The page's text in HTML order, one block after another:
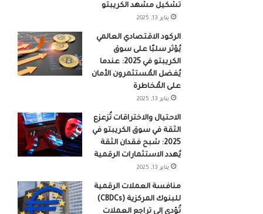
تشكيل مشهد الكريبتو
يناير 13, 2025
الركود الاقتصادي العالمي
يُؤثر سلبًا على سوق
الكريبتو في 2025: عندما
يُفضل المُستثمرون الأمان
على المُخاطرة
يناير 13, 2025
الاحتيال والاختراقات تُزعزع
الثقة في سوق الكريبتو في
2025: شبح فقدان الثقة
يُهدد الاستثمارات الرقمية
يناير 13, 2025
منافسة العملات الرقمية
للبنوك المركزية (CBDCs)
تُؤدي إلى تراجع العملات